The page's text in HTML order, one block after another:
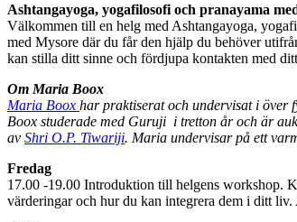
Ashtangayoga, yogafilosofi och pranayama
Välkommen till en helg med Ashtangayoga,
med Mysore där du får den hjälp du behöver
kan stilla ditt sinne och fördjupa kontakten med
Om Maria Boox
Maria Boox har praktiserat och undervisat i över
Boox studerade med Guruji i tretton år och är
av Shri O.P. Tiwariji. Maria undervisar på ett
Fredag
17.00 -19.00 Introduktion till helgens workshop.
värderingar och hur du kan integrera dem i ditt liv.